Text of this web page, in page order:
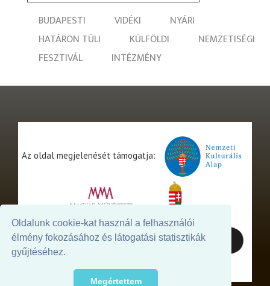
Oldalunk cookie-kat használ a felhasználói
élmény fokozásához és látogatási statisztikák
gyűjtéséhez.
Megértettem
BUDAPESTI VIDÉKI
NYÁRI
HATÁRON TÚLI
KÜLFÖLDI
NEMZETISÉGI
FESZTIVÁL
INTÉZMÉNY
Az oldal megjelenését támogatja: